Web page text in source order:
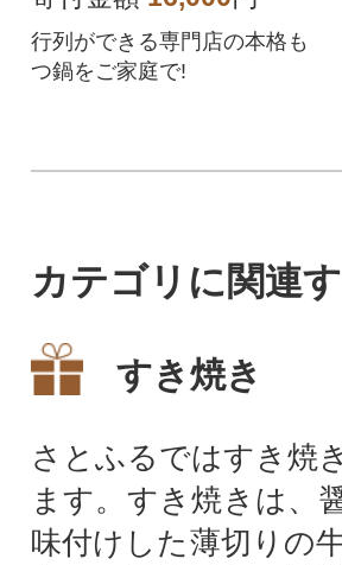
行列ができる専門店の本格も
つ鍋をご家庭で!
カテゴリに関連
すき焼き
さとふるではすき焼
ます。すき焼きは、
味付けした薄切りの